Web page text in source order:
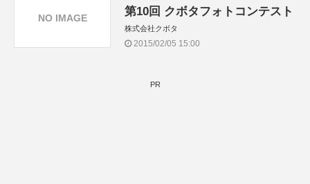
第10回 クボタフォトコンテスト
株式会社クボタ
2015/02/05 15:00
NO IMAGE
PR